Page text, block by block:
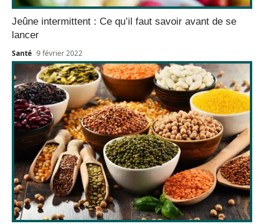
Jeûne intermittent : Ce qu’il faut savoir avant de se
lancer
Santé 9 février 2022